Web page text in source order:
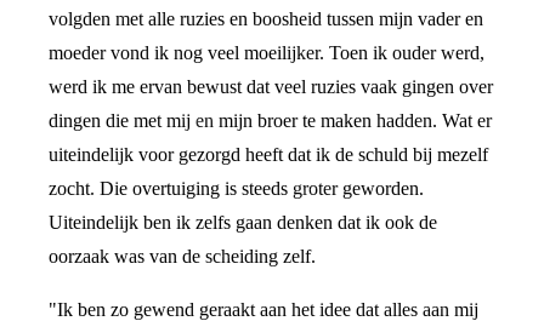
volgden met alle ruzies en boosheid tussen mijn vader en
moeder vond ik nog veel moeilijker. Toen ik ouder werd,
werd ik me ervan bewust dat veel ruzies vaak gingen over
dingen die met mij en mijn broer te maken hadden. Wat er
uiteindelijk voor gezorgd heeft dat ik de schuld bij mezelf
zocht. Die overtuiging is steeds groter geworden.
Uiteindelijk ben ik zelfs gaan denken dat ik ook de
oorzaak was van de scheiding zelf.
"Ik ben zo gewend geraakt aan het idee dat alles aan mij